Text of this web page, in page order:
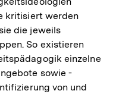
kritisiert werden
die jeweils
So existieren
einzelne
sowie -
von und